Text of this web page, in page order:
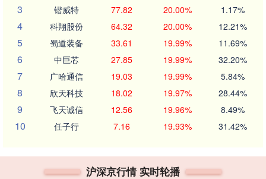
3 锴威特 77.82 20.00% 1.17%
4 科翔股份 64.32 20.00% 12.21%
5 蜀道装备 33.61 19.99% 11.69%
6 中巨芯 27.85 19.99% 32.20%
7 广哈通信 19.03 19.99% 5.84%
8 欣天科技 18.02 19.97% 28.44%
9 飞天诚信 12.56 19.96% 8.49%
10 任子行 7.16 19.93% 31.42%
沪深京行情 实时轮播